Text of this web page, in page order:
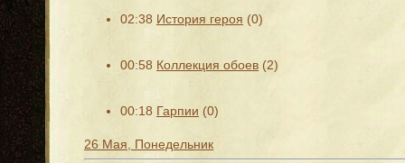
02:38 История героя (0)
00:58 Коллекция обоев (2)
00:18 Гарпии (0)
26 Мая, Понедельник